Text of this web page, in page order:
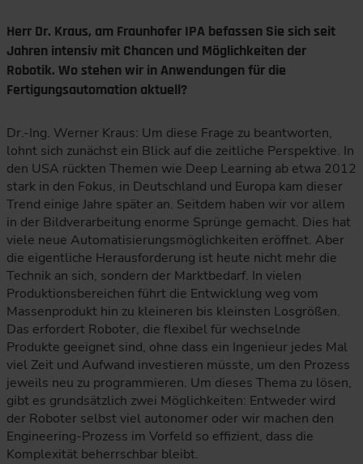
Herr Dr. Kraus, am Fraunhofer IPA befassen Sie sich seit
Jahren intensiv mit Chancen und Möglichkeiten der
Robotik. Wo stehen wir in Anwendungen für die
Fertigungsautomation aktuell?
Dr.-Ing. Werner Kraus: Um diese Frage zu beantworten,
lohnt sich zunächst ein Blick auf die zeitliche Perspektive. In
den USA rückten Themen wie Deep Learning ab etwa 2012
stark in den Fokus, in Deutschland und Europa kam dieser
Trend einige Jahre später an. Seitdem haben wir vor allem
in der Bildverarbeitung enorme Sprünge gemacht. Dies hat
viele neue Automatisierungsmöglichkeiten eröffnet. Aber
die eigentliche Herausforderung ist heute nicht mehr die
Technik an sich, sondern der Marktbedarf. In vielen
Produktionsbereichen führt die Entwicklung weg vom
Massenprodukt hin zu kleineren bis kleinsten Losgrößen.
Das erfordert Roboter, die flexibel für wechselnde
Produkte geeignet sind, ohne dass ein Ingenieur jedes Mal
viel Zeit und Aufwand investieren müsste, um den Prozess
jeweils neu zu programmieren. Um dieses Thema zu lösen,
gibt es grundsätzlich zwei Möglichkeiten: Entweder wird
der Roboter selbst viel autonomer oder wir machen den
Engineering-Prozess im Vorfeld so effizient, dass die
Komplexität beherrschbar bleibt.